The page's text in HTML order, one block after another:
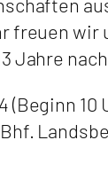
freuen wir
Jahre
(Beginn 10